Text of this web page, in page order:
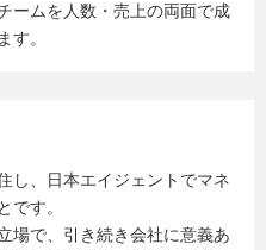
ームを人数・売上の両面で成
す。
し、日本エイジェントでマネ
です。
場で、引き続き会社に意義あ